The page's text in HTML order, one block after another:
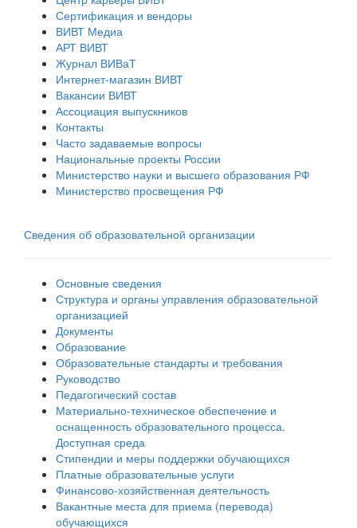
Сертификация и вендоры
ВИВТ Медиа
АРТ ВИВТ
Журнал ВИВаТ
Интернет-магазин ВИВТ
Вакансии ВИВТ
Ассоциация выпускников
Контакты
Часто задаваемые вопросы
Национальные проекты России
Министерство науки и высшего образования РФ
Министерство просвещения РФ
Сведения об образовательной организации
Основные сведения
Структура и органы управления образовательной
организацией
Документы
Образование
Образовательные стандарты и требования
Руководство
Педагогический состав
Материально-техническое обеспечение и
оснащенность образовательного процесса.
Доступная среда
Стипендии и меры поддержки обучающихся
Платные образовательные услуги
Финансово-хозяйственная деятельность
Вакантные места для приема (перевода)
обучающихся